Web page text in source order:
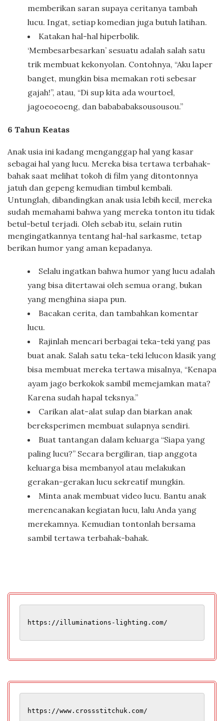
memberikan saran supaya ceritanya tambah
lucu. Ingat, setiap komedian juga butuh latihan.
Katakan hal-hal hiperbolik.
‘Membesarbesarkan’ sesuatu adalah salah satu
trik membuat kekonyolan. Contohnya, “Aku laper
banget, mungkin bisa memakan roti sebesar
gajah!”, atau, “Di sup kita ada wourtoel,
jagoeoeoeng, dan babababaksousousou.”
6 Tahun Keatas
Anak usia ini kadang menganggap hal yang kasar
sebagai hal yang lucu. Mereka bisa tertawa terbahak-
bahak saat melihat tokoh di film yang ditontonnya
jatuh dan gepeng kemudian timbul kembali.
Untunglah, dibandingkan anak usia lebih kecil, mereka
sudah memahami bahwa yang mereka tonton itu tidak
betul-betul terjadi. Oleh sebab itu, selain rutin
mengingatkannya tentang hal-hal sarkasme, tetap
berikan humor yang aman kepadanya.
Selalu ingatkan bahwa humor yang lucu adalah
yang bisa ditertawai oleh semua orang, bukan
yang menghina siapa pun.
Bacakan cerita, dan tambahkan komentar
lucu.
Rajinlah mencari berbagai teka-teki yang pas
buat anak. Salah satu teka-teki lelucon klasik yang
bisa membuat mereka tertawa misalnya, “Kenapa
ayam jago berkokok sambil memejamkan mata?
Karena sudah hapal teksnya.”
Carikan alat-alat sulap dan biarkan anak
bereksperimen membuat sulapnya sendiri.
Buat tantangan dalam keluarga “Siapa yang
paling lucu?” Secara bergiliran, tiap anggota
keluarga bisa membanyol atau melakukan
gerakan-gerakan lucu sekreatif mungkin.
Minta anak membuat video lucu. Bantu anak
merencanakan kegiatan lucu, lalu Anda yang
merekamnya. Kemudian tontonlah bersama
sambil tertawa terbahak-bahak.
https://illuminations-lighting.com/
https://www.crossstitchuk.com/